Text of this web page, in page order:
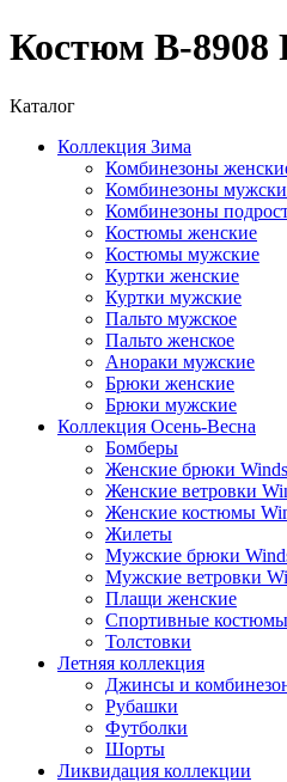
Костюм B-8908
Каталог
Коллекция Зима
Комбинезоны
Комбинезоны
Комбинезоны
Костюмы женские
Костюмы мужские
Куртки женские
Куртки мужские
Пальто мужское
Пальто женское
Анораки мужские
Брюки женские
Брюки мужские
Коллекция Осень-Весна
Бомберы
Женские брюки
Женские ветровки
Женские костюмы
Жилеты
Мужские брюки
Мужские ветровки
Плащи женские
Спортивные костюмы
Толстовки
Летняя коллекция
Джинсы и
Рубашки
Футболки
Шорты
Ликвидация коллекции